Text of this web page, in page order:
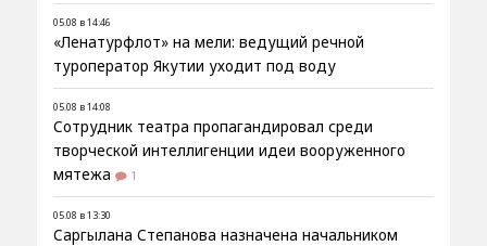
05.08 в 14:46
«Ленатурфлот» на мели: ведущий речной
туроператор Якутии уходит под воду
05.08 в 14:08
Сотрудник театра пропагандировал среди
творческой интеллигенции идеи вооруженного
мятежа
1
05.08 в 13:30
Саргылана Степанова назначена начальником